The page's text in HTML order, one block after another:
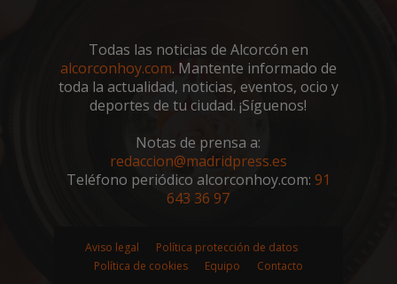
Todas las noticias de Alcorcón en
alcorconhoy.com. Mantente informado de
toda la actualidad, noticias, eventos, ocio y
deportes de tu ciudad. ¡Síguenos!
Notas de prensa a:
redaccion@madridpress.es
Teléfono periódico alcorconhoy.com: 91
643 36 97
Aviso legal
Política protección de datos
Política de cookies
Equipo
Contacto
.spotify.com